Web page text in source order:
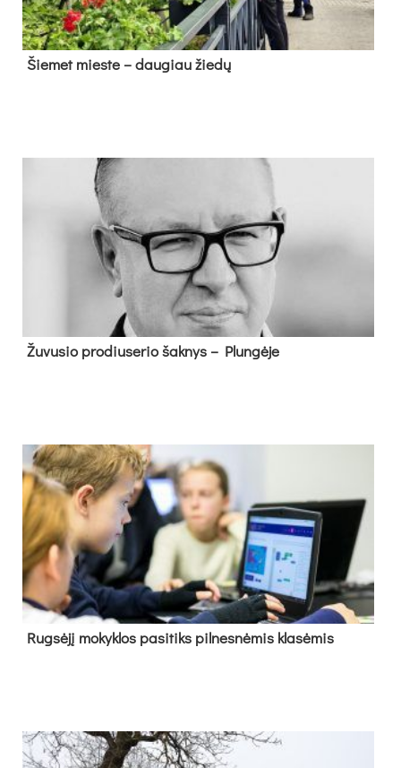
Šie­met mies­te – dau­giau žie­dų
Žu­vu­sio pro­diu­se­rio šak­nys – Plun­gė­je
Rug­sė­jį mo­kyk­los pa­si­tiks pil­nes­nė­mis kla­sė­mis